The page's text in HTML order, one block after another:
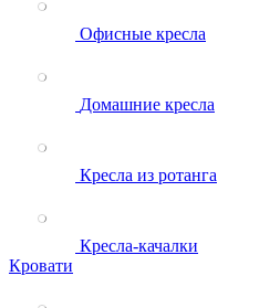
Офисные кресла
Домашние кресла
Кресла из ротанга
Кресла-качалки
Кровати